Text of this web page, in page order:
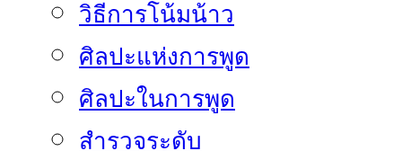
วิธีการโน้มน้าว
ศิลปะแห่งการพูด
ศิลปะในการพูด
สำรวจระดับ